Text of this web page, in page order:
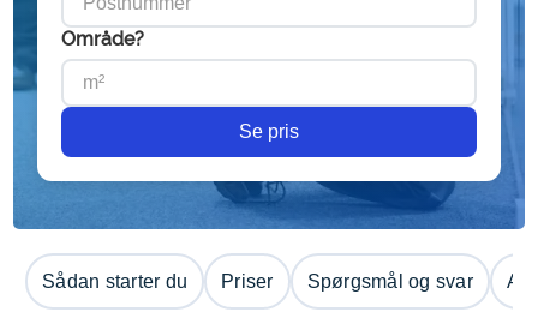
Område?
Se pris
Sådan starter du Priser Spørgsmål og svar